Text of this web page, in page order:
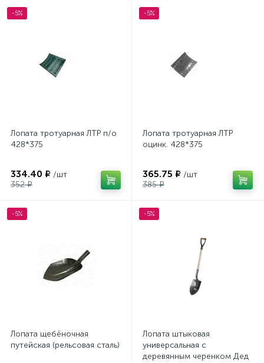
-5%
Лопата тротуарная ЛТР п/о
428*375
334.40 ₽ /шт
352 ₽
-5%
Лопата тротуарная ЛТР
оцинк. 428*375
365.75 ₽ /шт
385 ₽
-5%
Лопата щебёночная
путейская (рельсовая сталь)
-5%
Лопата штыковая
универсальная с
деревянным черенком Дед